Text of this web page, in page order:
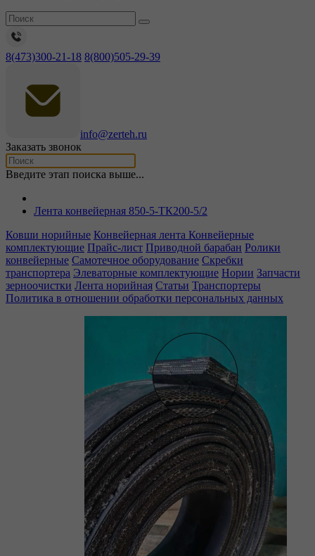
8(473)300-21-18 8(800)505-29-39
info@zerteh.ru
Заказать звонок
Введите этап поиска выше...
Лента конвейерная 850-5-ТК200-5/2
Ковши норийные Конвейерная лента Конвейерные
комплектующие Прайс-лист Приводной барабан Ролики
конвейерные Самотечное оборудование Скребки
транспортера Элеваторные комплектующие Нории Запчасти
зерноочистки Лента норийная Статьи Транспортеры
Политика в отношении обработки персональных данных